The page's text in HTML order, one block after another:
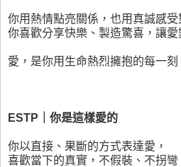
你用熱情點亮關係，也用真誠感受
你喜歡分享快樂、製造驚喜，讓愛
愛，是你用生命熱烈擁抱的每一刻
ESTP｜你是這樣愛的
你以直接、果斷的方式表達愛，
喜歡當下的真實，不假裝、不拐彎